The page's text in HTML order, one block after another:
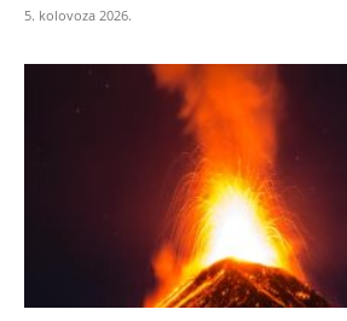
5. kolovoza 2026.